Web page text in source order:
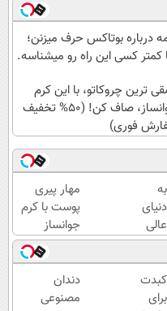
درباره بوتاکس حرف میزنن؛
کمتر کسی این راه رو میشناسه.
ترین چروکاتو، با این کرم
جوانساز، صاف کن! (50% تخفیف
فوری)
به
دنیای
عالی
بازار
والکس
خوش
آمدید!
مهار پیری
پوست با کرم
جوانساز
پوست
آلمانی(تخفیف
ویژه تا
امشب)
کبدت
برای
دندان
مصنوعی